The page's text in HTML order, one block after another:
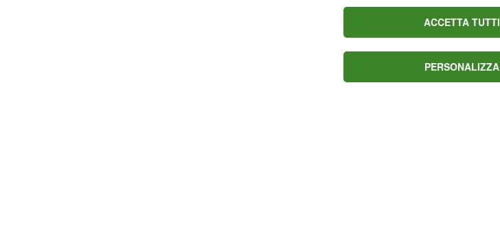
lungo nel cassetto. Le relazioni sociali offrono spunti di
riflessione profondi, mentre in famiglia torna finalmente la
serenità dopo alcune piccole incomprensioni legate a
ACCETTA TUTTI
PERSONALIZZA